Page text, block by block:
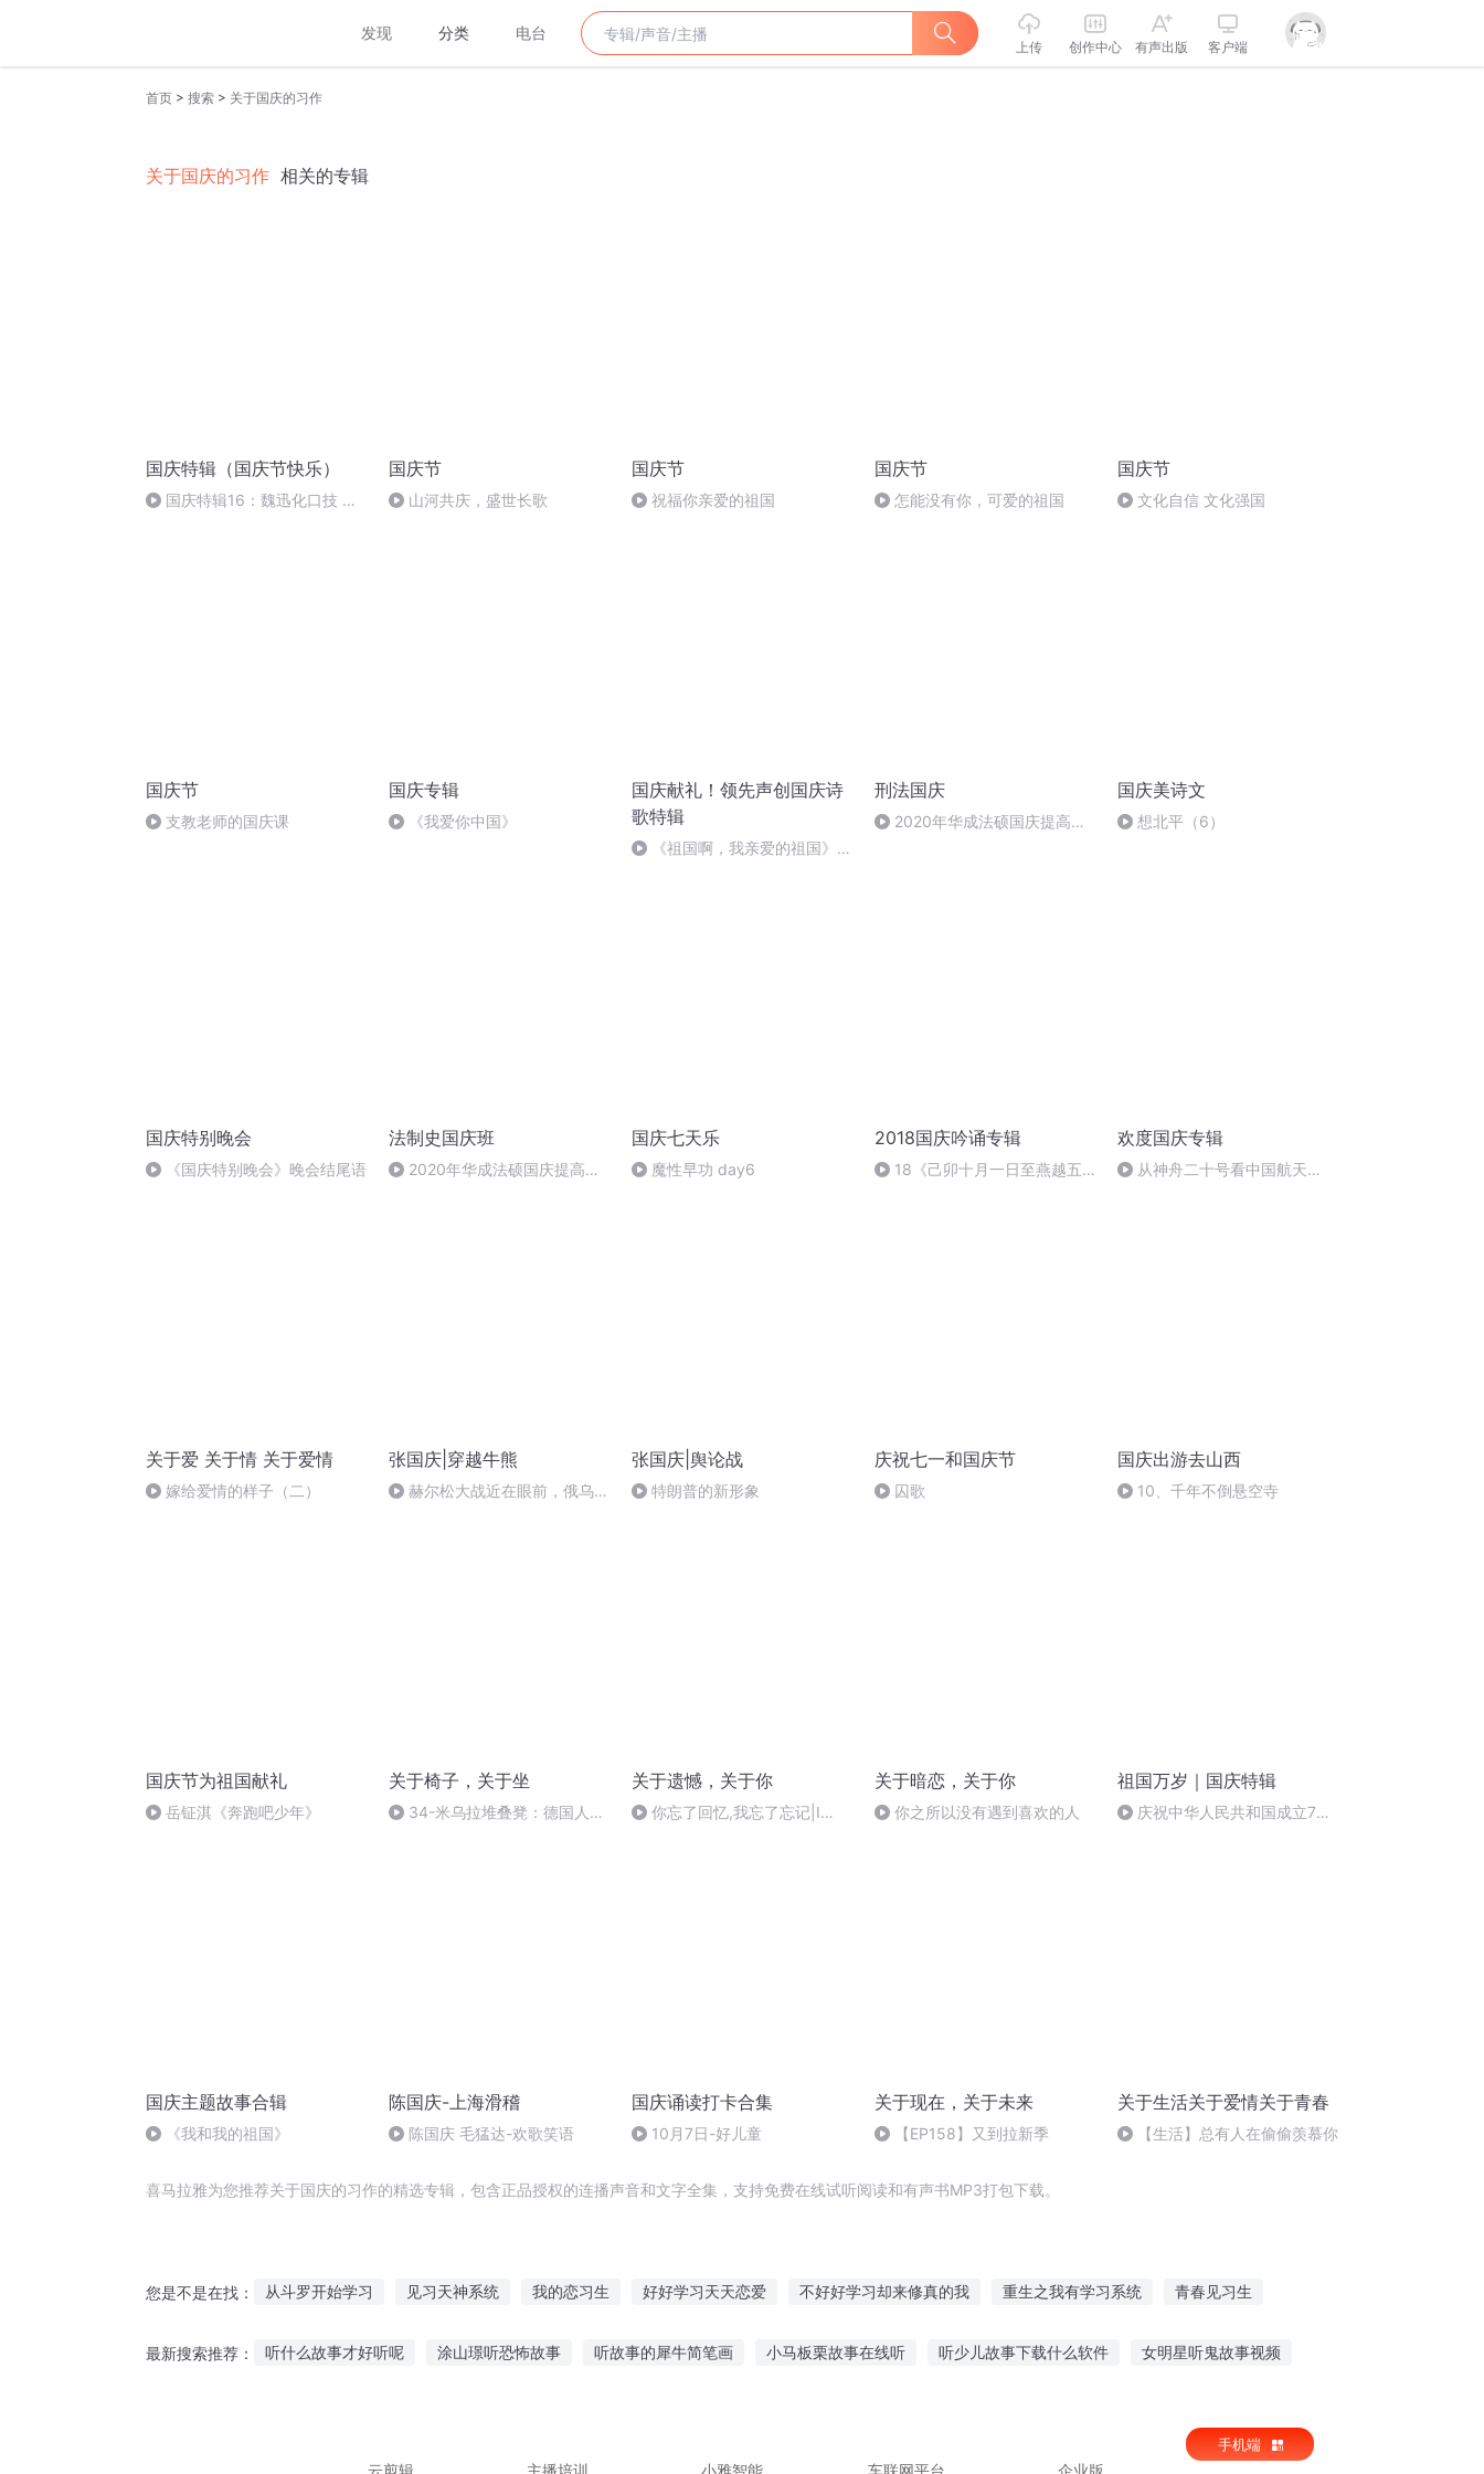
发现 分类 电台
上传 创作中心 有声出版 客户端
首页 > 搜索 > 关于国庆的习作
关于国庆的习作 相关的专辑
国庆特辑（国庆节快乐）
国庆特辑16：魏迅化口技 二
国庆节
山河共庆，盛世长歌
国庆节
祝福你亲爱的祖国
国庆节
怎能没有你，可爱的祖国
国庆节
文化自信 文化强国
国庆节
支教老师的国庆课
国庆专辑
《我爱你中国》
国庆献礼！领先声创国庆诗
歌特辑
《祖国啊，我亲爱的祖国》温
刑法国庆
2020年华成法硕国庆提高班
国庆美诗文
想北平（6）
国庆特别晚会
《国庆特别晚会》晚会结尾语
法制史国庆班
2020年华成法硕国庆提高班
国庆七天乐
魔性早功 day6
2018国庆吟诵专辑
18《己卯十月一日至燕越五
欢度国庆专辑
从神舟二十号看中国航天
关于爱 关于情 关于爱情
嫁给爱情的样子（二）
张国庆|穿越牛熊
赫尔松大战近在眼前，俄乌冲
张国庆|舆论战
特朗普的新形象
庆祝七一和国庆节
囚歌
国庆出游去山西
10、千年不倒悬空寺
国庆节为祖国献礼
岳钲淇《奔跑吧少年》
关于椅子，关于坐
34-米乌拉堆叠凳：德国人的
关于遗憾，关于你
你忘了回忆,我忘了忘记|I
关于暗恋，关于你
你之所以没有遇到喜欢的人
祖国万岁｜国庆特辑
庆祝中华人民共和国成立73
国庆主题故事合辑
《我和我的祖国》
陈国庆-上海滑稽
陈国庆 毛猛达-欢歌笑语
国庆诵读打卡合集
10月7日-好儿童
关于现在，关于未来
【EP158】又到拉新季
关于生活关于爱情关于青春
【生活】总有人在偷偷羡慕你
喜马拉雅为您推荐关于国庆的习作的精选专辑，包含正品授权的连播声音和文字全集，支持免费在线试听阅读和有声书MP3打包下载。
您是不是在找： 从斗罗开始学习 见习天神系统 我的恋习生 好好学习天天恋爱 不好好学习却来修真的我 重生之我有学习系统 青春见习生
最新搜索推荐： 听什么故事才好听呢 涂山璟听恐怖故事 听故事的犀牛简笔画 小马板栗故事在线听 听少儿故事下载什么软件 女明星听鬼故事视频
云剪辑
主播培训 小雅智能 车联网平台 企业版
手机端